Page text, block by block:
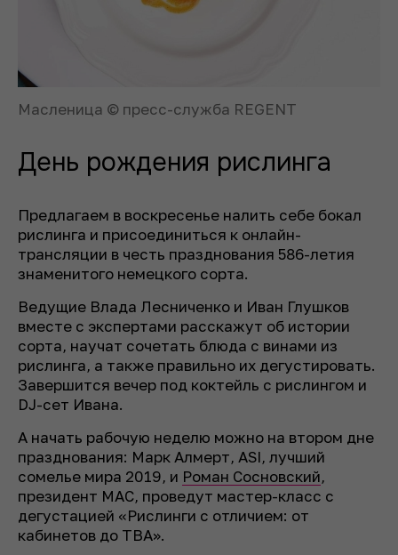
Масленица © пресс-служба REGENT
День рождения рислинга
Предлагаем в воскресенье налить себе бокал
рислинга и присоединиться к онлайн-
трансляции в честь празднования 586-летия
знаменитого немецкого сорта.
Ведущие Влада Лесниченко и Иван Глушков
вместе с экспертами расскажут об истории
сорта, научат сочетать блюда с винами из
рислинга, а также правильно их дегустировать.
Завершится вечер под коктейль с рислингом и
DJ-сет Ивана.
А начать рабочую неделю можно на втором дне
празднования: Марк Алмерт, ASI, лучший
сомелье мира 2019, и Роман Сосновский,
президент МАС, проведут мастер-класс с
дегустацией «Рислинги с отличием: от
кабинетов до TBA».